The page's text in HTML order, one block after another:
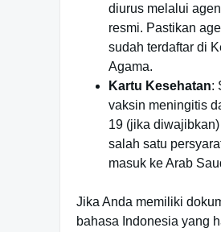
diurus melalui agen
resmi. Pastikan
sudah terdaftar di
Agama.
Kartu Kesehatan:
vaksin meningitis
19 (jika
salah satu
masuk ke Arab
Jika Anda memiliki
bahasa Indonesia yang